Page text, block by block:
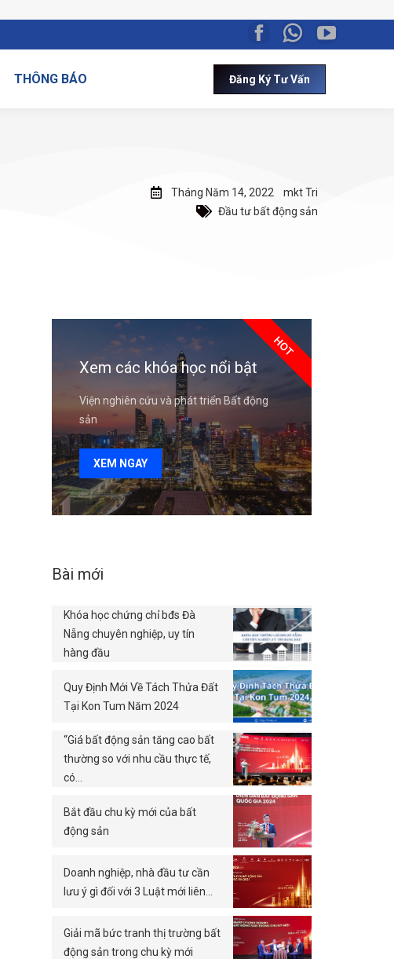
THÔNG BÁO Đăng Ký Tư Vấn
Tháng Năm 14, 2022
mkt Tri
Đầu tư bất động sản
Xem các khóa học nổi bật
Viện nghiên cứu và phát triển Bất động
sản
XEM NGAY
HOT
Bài mới
Khóa học chứng chỉ bđs Đà
Nẵng chuyên nghiệp, uy tín
hàng đầu
Quy Định Mới Về Tách Thửa Đất
Tại Kon Tum Năm 2024
“Giá bất động sản tăng cao bất
thường so với nhu cầu thực tế,
có…
Bắt đầu chu kỳ mới của bất
động sản
Doanh nghiệp, nhà đầu tư cần
lưu ý gì đối với 3 Luật mới liên…
Giải mã bức tranh thị trường bất
động sản trong chu kỳ mới